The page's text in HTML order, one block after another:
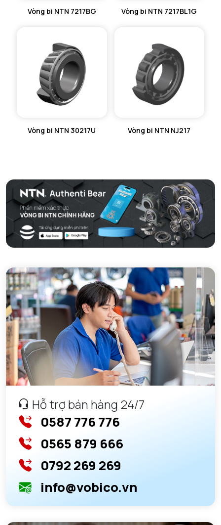
Vòng bi NTN 7217BG Vòng bi NTN 7217BL1G
Vòng bi NTN 30217U Vòng bi NTN NJ217
Hỗ trợ bán hàng 24/7
0587 776 776
0565 879 666
0792 269 269
info@vobico.vn